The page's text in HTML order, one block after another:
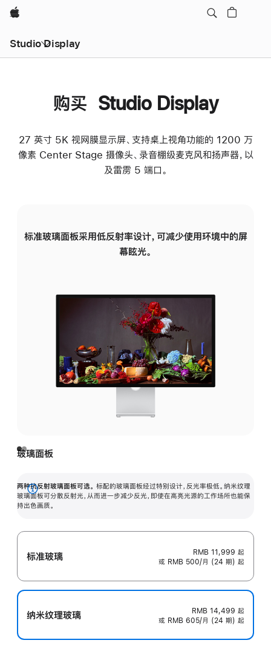
Apple
Studio Display
购买 Studio Display
27 英寸 5K 视网膜显示屏、支持桌上视角功能的 1200 万
像素 Center Stage 摄像头、录音棚级麦克风和扬声器，以
及雷雳 5 端口。
标准玻璃面板采用低反射率设计，可减少使用环境中的屏
幕眩光。
玻璃面板
两种抗反射玻璃面板可选。 标配的玻璃面板经过特别设计，反光率极低。纳米纹理
玻璃面板可分散反射光，从而进一步减少反光，即使在高亮光源的工作场所也能保
持出色画质。
展
开
标准玻璃 RMB 11,999 起
或 RMB 500/月 (24 期) 起
纳米纹理玻璃 RMB 14,499 起
或 RMB 605/月 (24 期) 起